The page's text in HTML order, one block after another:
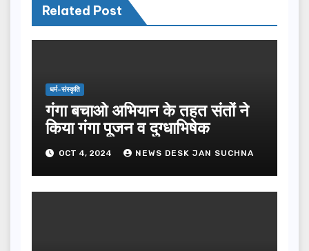
Related Post
धर्म-संस्कृति
गंगा बचाओ अभियान के तहत संतों ने
किया गंगा पूजन व दुग्धाभिषेक
OCT 4, 2024 NEWS DESK JAN SUCHNA